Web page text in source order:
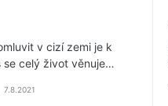
v cizí zemi je k
se celý život věnuje…
7.8.2021